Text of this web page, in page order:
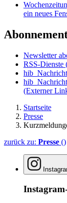
ein neues
Newsletter
RSS-Dienste
(Externer
Startseite
Presse
zurück zu: Presse ()